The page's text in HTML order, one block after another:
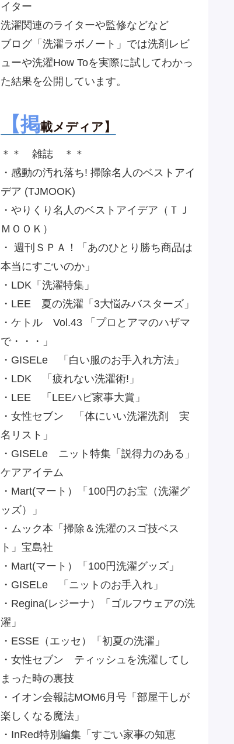
イター
洗濯関連のライターや監修などなど
ブログ「洗濯ラボノート」では洗剤レビ
ューや洗濯How Toを実際に試してわかっ
た結果を公開しています。
【掲載メディア】
＊＊ 雑誌 ＊＊
・感動の汚れ落ち! 掃除名人のベストアイ
デア (TJMOOK)
・やりくり名人のベストアイデア（ＴＪ
ＭＯＯＫ）
・ 週刊ＳＰＡ！「あのひとり勝ち商品は
本当にすごいのか」
・LDK「洗濯特集」
・LEE 夏の洗濯「3大悩みバスターズ」
・ケトル Vol.43 「プロとアマのハザマ
で・・・」
・GISELe 「白い服のお手入れ方法」
・LDK 「疲れない洗濯術!」
・LEE 「LEEハピ家事大賞」
・女性セブン 「体にいい洗濯洗剤 実
名リスト」
・GISELe ニット特集「説得力のある」
ケアアイテム
・Mart(マート）「100円のお宝（洗濯グ
ッズ）」
・ムック本「掃除＆洗濯のスゴ技ベス
ト」宝島社
・Mart(マート）「100円洗濯グッズ」
・GISELe 「ニットのお手入れ」
・Regina(レジーナ）「ゴルフウェアの洗
濯」
・ESSE（エッセ）「初夏の洗濯」
・女性セブン ティッシュを洗濯してし
まった時の裏技
・イオン会報誌MOM6月号「部屋干しが
楽しくなる魔法」
・InRed特別編集「すごい家事の知恵